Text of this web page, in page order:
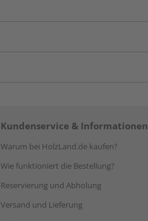
Kundenservice & Informationen
Warum bei HolzLand.de kaufen?
Wie funktioniert die Bestellung?
Reservierung und Abholung
Versand und Lieferung